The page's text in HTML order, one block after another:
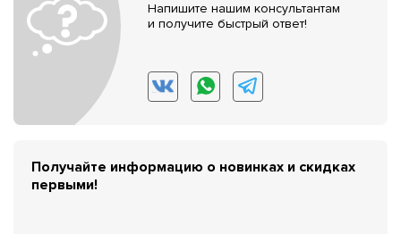
Напишите нашим консультантам
и получите быстрый ответ!
Получайте информацию о новинках и скидках
первыми!